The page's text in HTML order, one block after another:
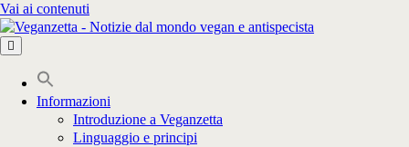
Vai ai contenuti
Informazioni
Introduzione a Veganzetta
Linguaggio e principi